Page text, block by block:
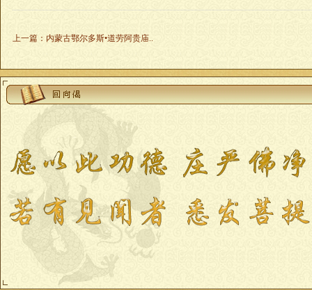
上一篇 ： 内蒙古鄂尔多斯•道劳阿贵庙..